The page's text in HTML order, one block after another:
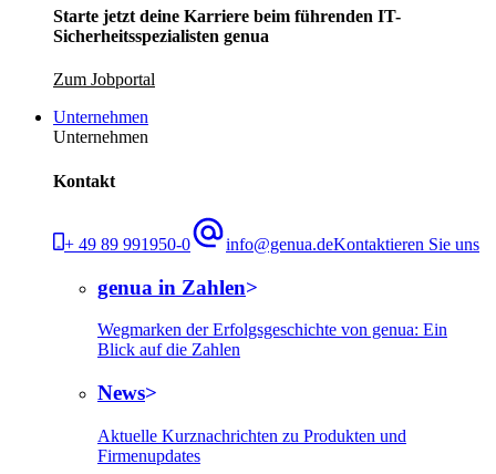
Starte jetzt deine Karriere beim führenden IT-
Sicherheitsspezialisten genua
Zum Jobportal
Unternehmen
Unternehmen
Kontakt
+ 49 89 991950-0 info@genua.deKontaktieren Sie uns
genua in Zahlen
Wegmarken der Erfolgsgeschichte von genua: Ein
Blick auf die Zahlen
News
Aktuelle Kurznachrichten zu Produkten und
Firmenupdates